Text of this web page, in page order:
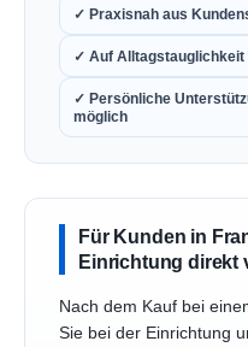
✓ Praxisnah aus
✓ Auf
✓ Persönliche
möglich
Für Kunden in
Einrichtung direkt
Nach dem Kauf bei
Sie bei der Einrichtung